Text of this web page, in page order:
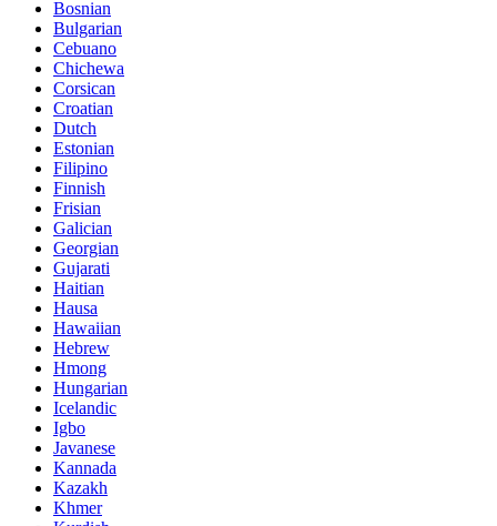
Bosnian
Bulgarian
Cebuano
Chichewa
Corsican
Croatian
Dutch
Estonian
Filipino
Finnish
Frisian
Galician
Georgian
Gujarati
Haitian
Hausa
Hawaiian
Hebrew
Hmong
Hungarian
Icelandic
Igbo
Javanese
Kannada
Kazakh
Khmer